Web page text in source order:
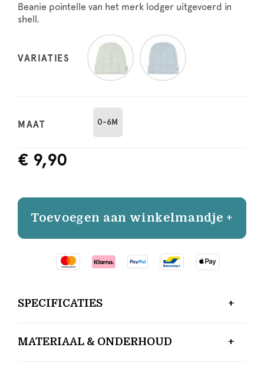
Beanie pointelle van het merk lodger uitgevoerd in
shell.
VARIATIES
MAAT 0-6M
€ 9,90
Toevoegen aan winkelmandje +
SPECIFICATIES
MATERIAAL & ONDERHOUD